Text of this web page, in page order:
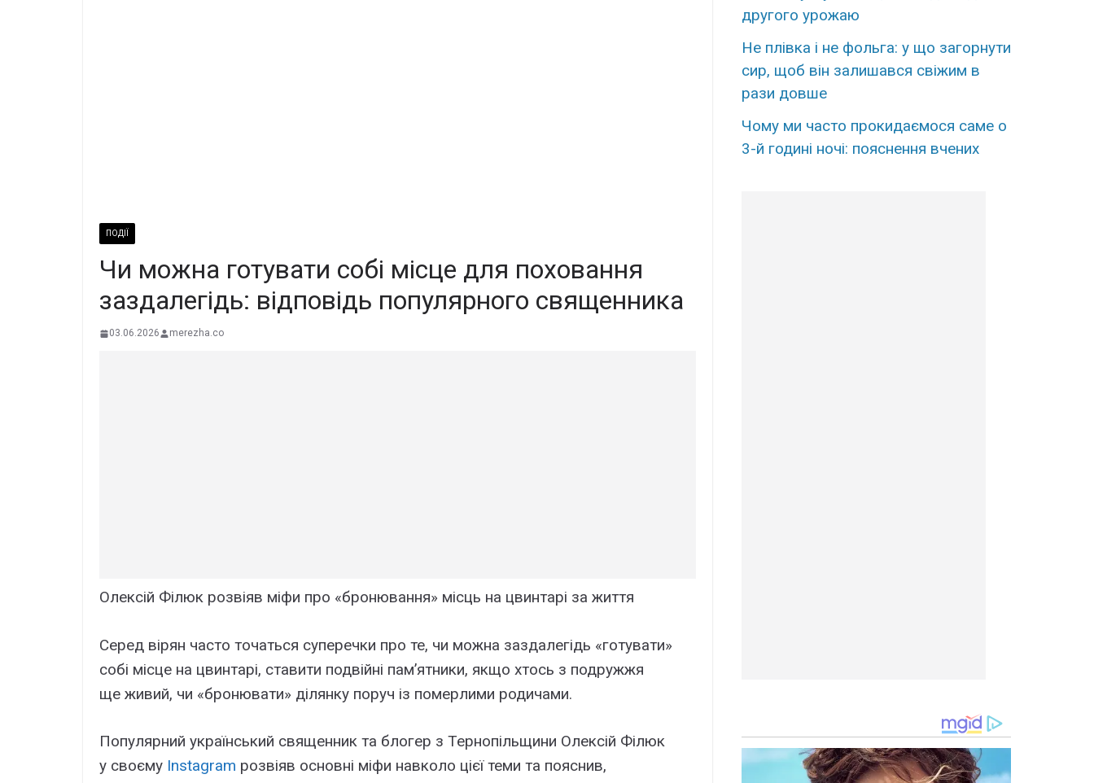
ПОДІЇ
Чи можна готувати собі місце для поховання
заздалегідь: відповідь популярного священника
03.06.2026 merezha.co
Олексій Філюк розвіяв міфи про «бронювання» місць на цвинтарі за життя
Серед вірян часто точаться суперечки про те, чи можна заздалегідь «готувати»
собі місце на цвинтарі, ставити подвійні пам’ятники, якщо хтось з подружжя
ще живий, чи «бронювати» ділянку поруч із померлими родичами.
Популярний український священник та блогер з Тернопільщини Олексій Філюк
у своєму Іnstagram розвіяв основні міфи навколо цієї теми та пояснив,
другого урожаю
Не плівка і не фольга: у що загорнути
сир, щоб він залишався свіжим в
рази довше
Чому ми часто прокидаємося саме о
3-й годині ночі: пояснення вчених